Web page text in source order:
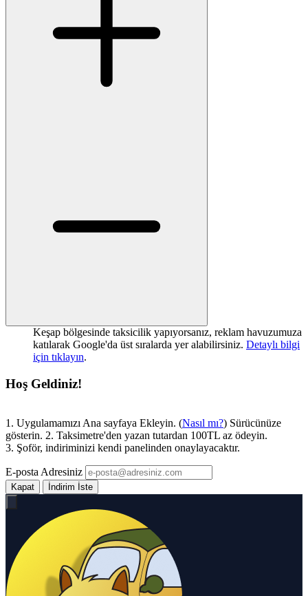
Keşap bölgesinde taksicilik yapıyorsanız, reklam havuzumuza
katılarak Google'da üst sıralarda yer alabilirsiniz. Detaylı bilgi
için tıklayın.
Hoş Geldiniz!
1. Uygulamamızı Ana sayfaya Ekleyin. (Nasıl mı?) Sürücünüze
gösterin. 2. Taksimetre'den yazan tutardan 100TL az ödeyin.
3. Şoför, indiriminizi kendi panelinden onaylayacaktır.
E-posta Adresiniz
Kapat İndirim İste